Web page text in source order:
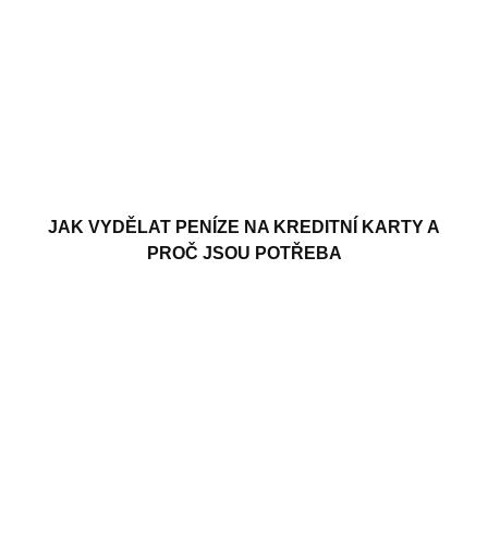
JAK VYDĚLAT PENÍZE NA KREDITNÍ KARTY A
PROČ JSOU POTŘEBA